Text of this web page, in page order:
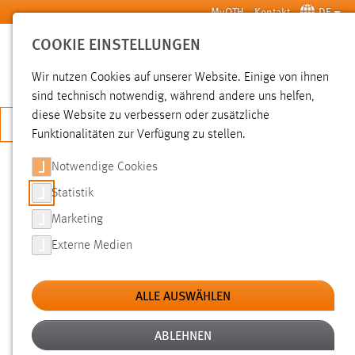
Zum Hauptinhalt springen MyOTH Kontakt DE
SUCHE
JETZT BEWERBEN
Hochschule Aktuelles News der OTH Amberg-Weiden
NEUES PODCAST-VIDEO: DAS LAUS
STELLT SICH VOR
08.05.2012
In den HAW-Podcasts stellt sich erstmals ein
technisches Labor mit einem Film der
COOKIE EINSTELLUNGEN
Wir nutzen Cookies auf unserer Website. Einige von ihnen
sind technisch notwendig, während andere uns helfen,
diese Website zu verbessern oder zusätzliche
Funktionalitäten zur Verfügung zu stellen.
Notwendige Cookies
Statistik
Marketing
Externe Medien
ALLE AUSWÄHLEN
ABLEHNEN